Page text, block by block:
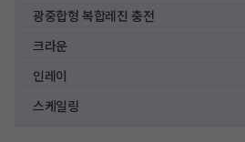
광중합형 복합레진 충전
크라운
인레이
스케일링